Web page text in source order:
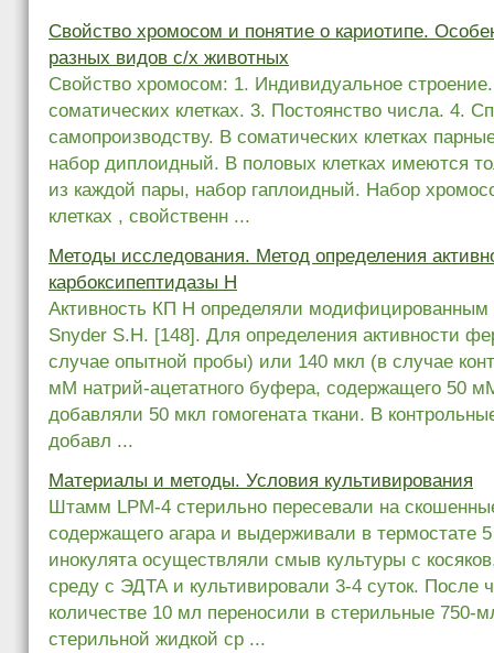
Свойство хромосом и понятие о кариотипе.
разных видов с/х животных
Свойство хромосом: 1. Индивидуальное
соматических клетках. 3. Постоянство числа. 4.
самопроизводству. В соматических клетках
набор диплоидный. В половых клетках имеются
из каждой пары, набор гаплоидный. Набор
клетках , свойственн ...
Методы исследования. Метод определения
карбоксипептидазы Н
Активность КП Н определяли
Snyder S.H. [148]. Для определения активности
случае опытной пробы) или 140 мкл (в случае
мМ натрий-ацетатного буфера, содержащего 50
добавляли 50 мкл гомогената ткани. В
добавл ...
Материалы и методы. Условия культивирования
Штамм LPM-4 стерильно пересевали на
содержащего агара и выдерживали в термостате
инокулята осуществляли смыв культуры с
среду с ЭДТА и культивировали 3-4 суток. После
количестве 10 мл переносили в стерильные 750-
стерильной жидкой ср ...